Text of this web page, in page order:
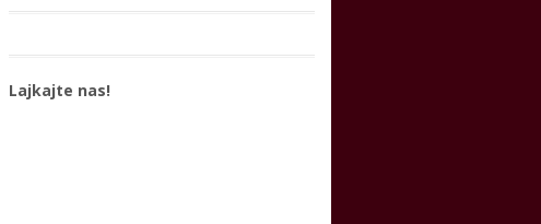
Lajkajte nas!